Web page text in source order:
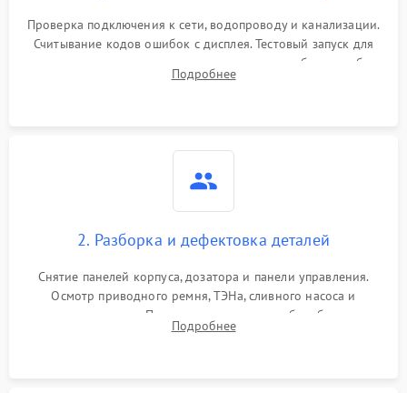
Проверка подключения к сети, водопроводу и канализации.
Считывание кодов ошибок с дисплея. Тестовый запуск для
выявления посторонних шумов, протечек или сбоев в работе
электронного модуля управления.
Подробнее
2. Разборка и дефектовка деталей
Снятие панелей корпуса, дозатора и панели управления.
Осмотр приводного ремня, ТЭНа, сливного насоса и
амортизаторов. Проверка подшипников барабана и
крестовины на износ, а манжеты люка на разрывы.
Подробнее